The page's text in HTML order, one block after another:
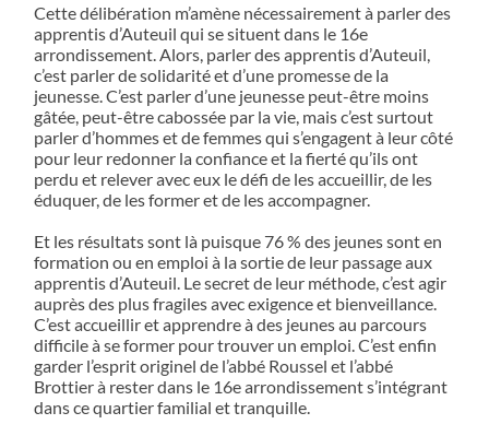
Cette délibération m’amène nécessairement à parler des
apprentis d’Auteuil qui se situent dans le 16e
arrondissement. Alors, parler des apprentis d’Auteuil,
c’est parler de solidarité et d’une promesse de la
jeunesse. C’est parler d’une jeunesse peut-être moins
gâtée, peut-être cabossée par la vie, mais c’est surtout
parler d’hommes et de femmes qui s’engagent à leur côté
pour leur redonner la confiance et la fierté qu’ils ont
perdu et relever avec eux le défi de les accueillir, de les
éduquer, de les former et de les accompagner.
Et les résultats sont là puisque 76 % des jeunes sont en
formation ou en emploi à la sortie de leur passage aux
apprentis d’Auteuil. Le secret de leur méthode, c’est agir
auprès des plus fragiles avec exigence et bienveillance.
C’est accueillir et apprendre à des jeunes au parcours
difficile à se former pour trouver un emploi. C’est enfin
garder l’esprit originel de l’abbé Roussel et l’abbé
Brottier à rester dans le 16e arrondissement s’intégrant
dans ce quartier familial et tranquille.